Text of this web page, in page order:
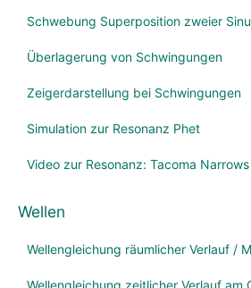
Schwebung Superposition zweier
Überlagerung von Schwingungen
Zeigerdarstellung bei Schwingungen
Simulation zur Resonanz Phet
Video zur Resonanz: Tacoma
Wellen
Wellengleichung räumlicher Verlauf /
Wellengleichung zeitlicher Verlauf am